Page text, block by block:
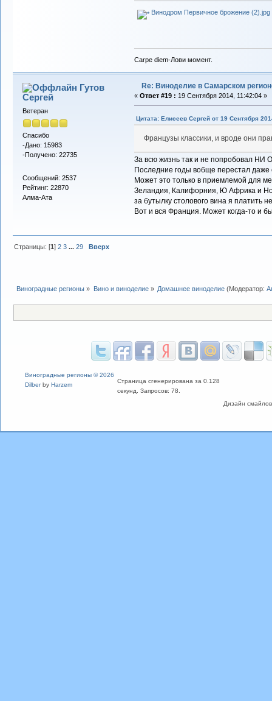
Винодром Первичное брожение (2).jpg
Carpe diem-Лови момент.
Гутов
Сергей
Ветеран
Спасибо
-Дано: 15983
-Получено: 22735
Сообщений: 2537
Рейтинг: 22870
Алма-Ата
Re: Виноделие в Самарском
« Ответ #19 : 19 Сентября 2014, 11:42:04 »
Цитата: Елисеев Сергей от 19 Сентября
Французы классики, и вроде они
За всю жизнь так и не попробовал НИ
Последние годы вобще перестал даже
Может это только в приемлемой для
Зеландия, Калифорния, Ю Африка и
за бутылку столового вина я платить
Вот и вся Франция. Может когда-то и
Страницы: [1]2 3 ...29 Вверх
Виноградные регионы » Вино и виноделие» Домашнее виноделие(Модератор:
Дизайн
Виноградные регионы © 2026
Dilberby Harzem
Страница сгенерирована за 0.128
секунд. Запросов: 78.